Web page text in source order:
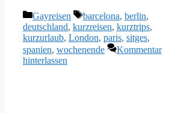
Kategorien
Gayreisen Schlagwörter
barcelona, berlin,
deutschland, kurzreisen, kurztrips,
kurzurlaub, London, paris, sitges,
spanien, wochenende
Kommentar
hinterlassen